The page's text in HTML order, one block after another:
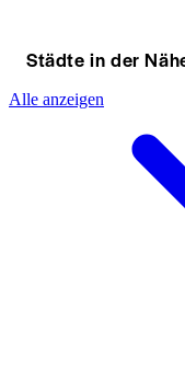
Städte in der
Alle anzeigen